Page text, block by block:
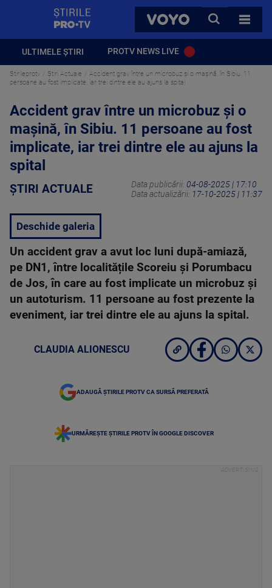
VOYO
CAUTA
TOATE
ULTIMELE ȘTIRI PROTV NEWS LIVE
Stirileprotv Știri Actuale
Accident grav între un microbuz și o mașină, în Sibiu. 11
persoane au fost implicate, iar trei dintre ele au ajuns la spital
Accident grav între un microbuz și o
mașină, în Sibiu. 11 persoane au fost
implicate, iar trei dintre ele au ajuns la
spital
ȘTIRI ACTUALE Data publicării: 04-08-2025 | 17:10
Data actualizării: 17-10-2025 | 11:37
Deschide galeria
Un accident grav a avut loc luni după-amiază,
pe DN1, între localitățile Scoreiu și Porumbacu
de Jos, în care au fost implicate un microbuz și
un autoturism. 11 persoane au fost prezente la
eveniment, iar trei dintre ele au ajuns la spital.
CLAUDIA ALIONESCU
ADAUGĂ ȘTIRILE PROTV CA SURSĂ PREFERATĂ
URMĂREȘTE ȘTIRILE PROTV ÎN GOOGLE DISCOVER